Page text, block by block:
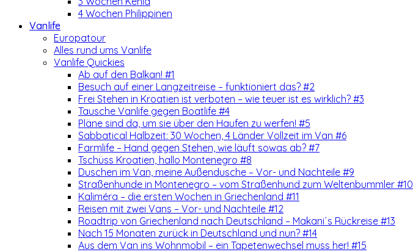
4 Wochen Philippinen
Vanlife
Europatour
Alles rund ums Vanlife
Vanlife Quickies
Ab auf den Balkan! #1
Besuch auf einer Langzeitreise – funktioniert das? #2
Frei Stehen in Kroatien ist verboten – wie teuer ist es wirklich? #3
Tausche Vanlife gegen Boatlife #4
Pläne sind da, um sie über den Haufen zu werfen! #5
Sabbatical Halbzeit: 30 Wochen, 4 Länder Vollzeit im Van #6
Farmlife – Hand gegen Stehen, wie läuft sowas ab? #7
Tschüss Kroatien, hallo Montenegro #8
Duschen im Van, meine Außendusche – Vor- und Nachteile #9
Straßenhunde in Montenegro – vom Straßenhund zum Weltenbummler #10
Kaliméra – die ersten Wochen in Griechenland #11
Reisen mit zwei Vans – Vor- und Nachteile #12
Roadtrip von Griechenland nach Deutschland – Makani´s Rückreise #13
Nach 15 Monaten zurück in Deutschland und nun? #14
Aus dem Van ins Wohnmobil – ein Tapetenwechsel muss her! #15